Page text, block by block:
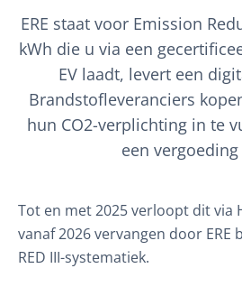
ERE staat voor Emission
kWh die u via een
EV laadt, levert een
Brandstofleveranciers
hun CO2-verplichting in te
een
Tot en met 2025 verloopt dit via
vanaf 2026 vervangen door ERE
RED III-systematiek.